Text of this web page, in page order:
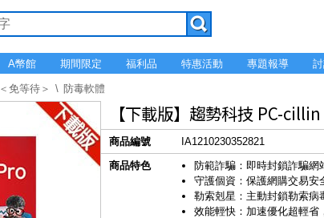
A幣館 期間限定 福利品 特惠活動 專題報導
免等待＞ 防毒軟體
【下載版】趨勢科技 PC-
商品編號
IA1210230352821
商品特色
防範詐騙：即時封鎖詐騙網
守護個資：保護網購交易安
勒索剋星：主動封鎖勒索病
效能輕快：加速優化超輕省